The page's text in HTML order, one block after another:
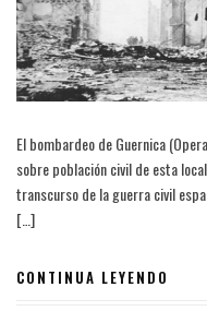
El bombardeo de Guernica
sobre población civil de esta
transcurso de la guerra civil
[…]
CONTINUA LEYENDO